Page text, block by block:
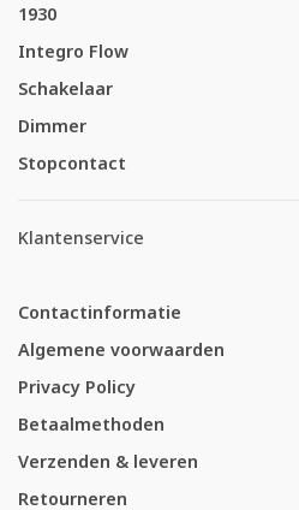
1930
Integro Flow
Schakelaar
Dimmer
Stopcontact
Klantenservice
Contactinformatie
Algemene voorwaarden
Privacy Policy
Betaalmethoden
Verzenden & leveren
Retourneren